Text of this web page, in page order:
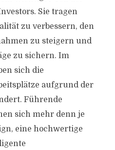
Sie tragen
zu verbessern, den
zu steigern und
zu sichern. Im
sich die
aufgrund der
Führende
sich mehr denn je
eine hochwertige